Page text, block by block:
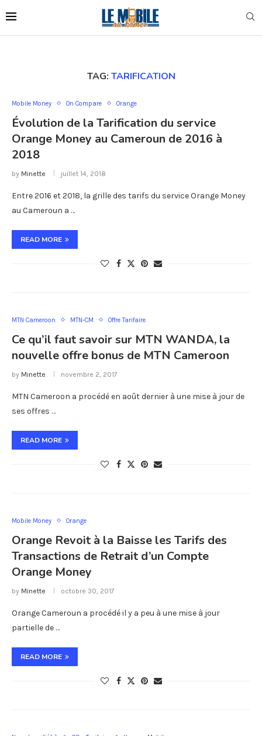
TAG: TARIFICATION
Mobile Money On Compare Orange
Évolution de la Tarification du service
Orange Money au Cameroun de 2016 à
2018
by Minette juillet 14, 2018
Entre 2016 et 2018, la grille des tarifs du service Orange Money
au Cameroun a …
READ MORE
MTN Cameroon MTN-CM Offre Tarifaire
Ce qu’il faut savoir sur MTN WANDA, la
nouvelle offre bonus de MTN Cameroon
by Minette novembre 2, 2017
MTN Cameroon a procédé en août dernier à une mise à jour de
ses offres …
READ MORE
Mobile Money Orange
Orange Revoit à la Baisse les Tarifs des
Transactions de Retrait d’un Compte
Orange Money
by Minette octobre 30, 2017
Orange Cameroun a procédé il y a peu à une mise à jour
partielle de …
READ MORE